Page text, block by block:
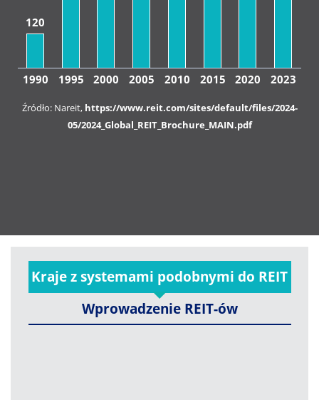
120
1990 1995 2000 2005 2010 2015 2020 2023
Źródło: Nareit, https://www.reit.com/sites/default/files/2024-
05/2024_Global_REIT_Brochure_MAIN.pdf
Kraje z systemami podobnymi do REIT
Wprowadzenie REIT-ów